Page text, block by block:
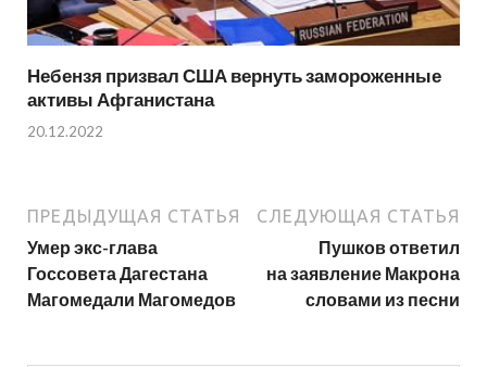
Небензя призвал США вернуть замороженные
активы Афганистана
20.12.2022
ПРЕДЫДУЩАЯ СТАТЬЯ
Умер экс-глава
Госсовета Дагестана
Магомедали Магомедов
СЛЕДУЮЩАЯ СТАТЬЯ
Пушков ответил
на заявление Макрона
словами из песни